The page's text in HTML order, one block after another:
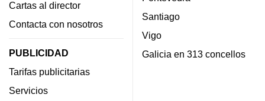
Cartas al director
Contacta con nosotros
PUBLICIDAD
Tarifas publicitarias
Servicios
Santiago
Vigo
Galicia en 313 concellos